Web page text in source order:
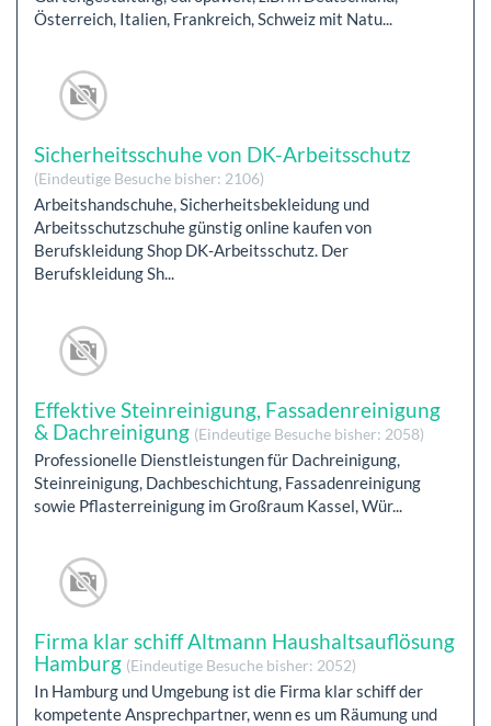
Österreich, Italien, Frankreich, Schweiz mit Natu...
Sicherheitsschuhe von DK-Arbeitsschutz
(Eindeutige Besuche bisher: 2106)
Arbeitshandschuhe, Sicherheitsbekleidung und
Arbeitsschutzschuhe günstig online kaufen von
Berufskleidung Shop DK-Arbeitsschutz. Der
Berufskleidung Sh...
Effektive Steinreinigung, Fassadenreinigung
& Dachreinigung (Eindeutige Besuche bisher: 2058)
Professionelle Dienstleistungen für Dachreinigung,
Steinreinigung, Dachbeschichtung, Fassadenreinigung
sowie Pflasterreinigung im Großraum Kassel, Wür...
Firma klar schiff Altmann Haushaltsauflösung
Hamburg (Eindeutige Besuche bisher: 2052)
In Hamburg und Umgebung ist die Firma klar schiff der
kompetente Ansprechpartner, wenn es um Räumung und